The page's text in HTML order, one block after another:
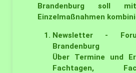
Brandenburg soll
Einzelmaßnahmen
Newsletter -
Brandenburg
Über Termine und
Fachtagen,